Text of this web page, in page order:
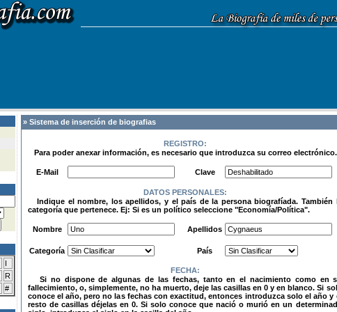
I
R
#
» Sistema de inserción de biografias
REGISTRO:
Para poder anexar información, es necesario que introduzca su correo electrónico.
E-Mail
Clave
DATOS PERSONALES:
Indique el nombre, los apellidos, y el país de la persona biografíada. También
categoría que pertenece. Ej: Si es un político seleccione "Economía/Política".
Nombre
Apellidos
Categoría País
FECHA:
Si no dispone de algunas de las fechas, tanto en el nacimiento como en
fallecimiento, o, simplemente, no ha muerto, deje las casillas en 0 y en blanco. Si
conoce el año, pero no las fechas con exactitud, entonces introduzca solo el año y
resto de casillas déjelas en 0. Si solo conoce que nació o murió en un